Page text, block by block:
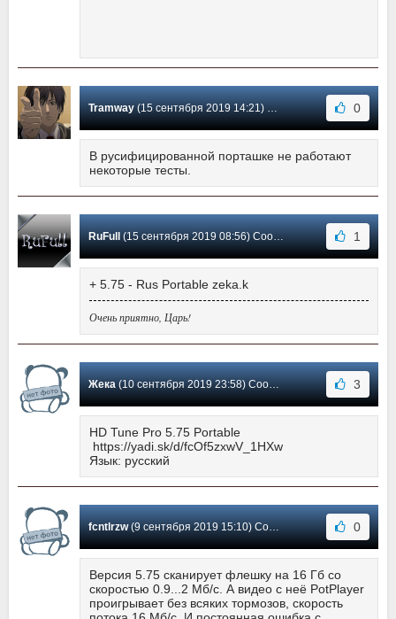
Tramway(15 сентября 2019 14:21) Сообщение #99 0
В русифицированной порташке не работают
некоторые тесты.
RuFull(15 сентября 2019 08:56) Сообщение #98 1
+ 5.75 - Rus Portable zeka.k
Очень приятно, Царь!
Жека(10 сентября 2019 23:58) Сообщение #97 3
HD Tune Pro 5.75 Portable
https://yadi.sk/d/fcOf5zxwV_1HXw
Язык: русский
fcntlrzw(9 сентября 2019 15:10) Сообщение #96 0
Версия 5.75 сканирует флешку на 16 Гб со
скоростью 0.9...2 Мб/с. А видео с неё PotPlayer
проигрывает без всяких тормозов, скорость